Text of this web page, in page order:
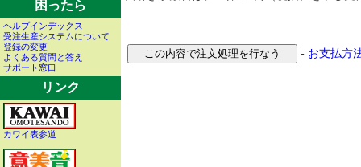
困ったら
ヘルプインデックス
受注生産システムについて
登録の変更
よくある質問と答え
サポート窓口
リンク
カワイ表参道
- お支払方